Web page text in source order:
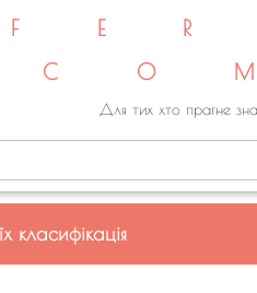
Для тих хто прагне
класифікація